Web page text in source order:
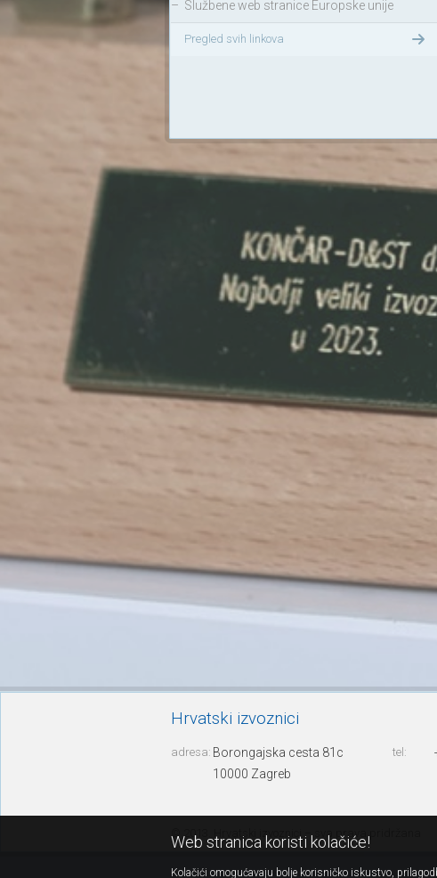
– Službene web stranice Europske unije
Pregled svih linkova
Hrvatski izvoznici
adresa: Borongajska cesta 81c
10000 Zagreb
tel:
© 2013. Hrvatski izvoznici – sva prava pridržana
Web stranica koristi kolačiće!
Kolačići omogućavaju bolje korisničko iskustvo,